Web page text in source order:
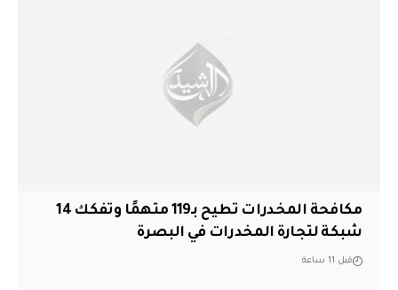
مكافحة المخدرات تطيح بـ119 متهمًا وتفكك 14
شبكة لتجارة المخدرات في البصرة
قبل 11 ساعة